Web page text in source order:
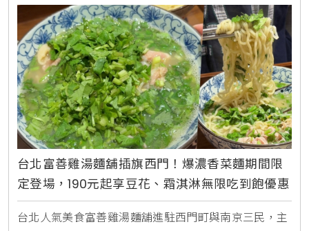
台北富善雞湯麵舖插旗西門！爆濃香菜麵期間限
定登場，190元起享豆花、霜淇淋無限吃到飽優惠
台北人氣美食富善雞湯麵舖進駐西門町與南京三民，主